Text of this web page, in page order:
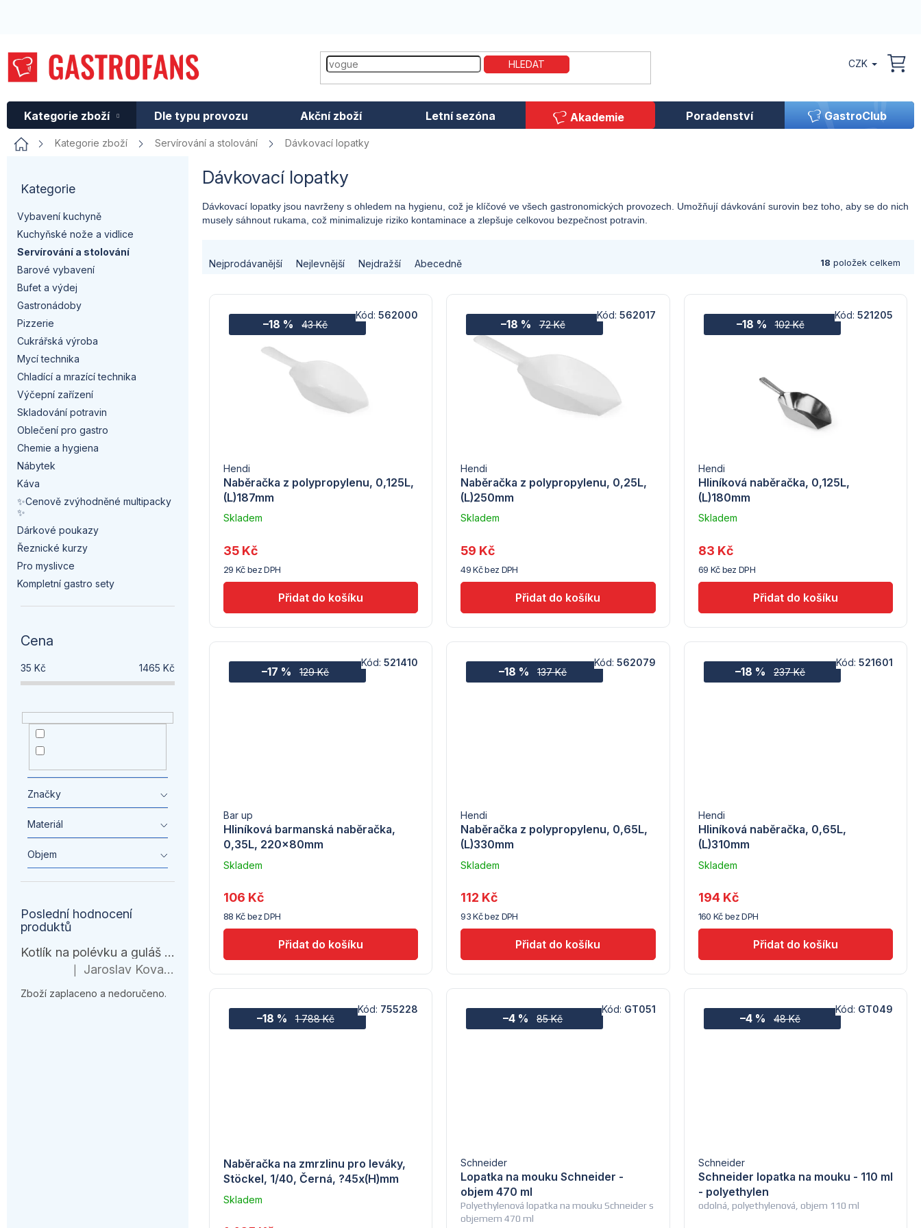
HLEDAT CZK
Kategorie zboží
Dle typu provozu Akční zboží Letní sezóna Akademie Poradenství GastroClub
Domů Kategorie zboží Servírování a stolování Dávkovací lopatky
Přeskočit
Kategorie
Vybavení kuchyně
Kuchyňské nože a vidlice
Servírování a stolování
Barové vybavení
Bufet a výdej
Gastronádoby
Pizzerie
Cukrářská výroba
Mycí technika
Chladící a mrazící technika
Výčepní zařízení
Skladování potravin
Oblečení pro gastro
Chemie a hygiena
Nábytek
Káva
✨Cenově zvýhodněné multipacky
✨
Dárkové poukazy
Řeznické kurzy
Pro myslivce
Kompletní gastro sety
Cena
35 Kč 1465 Kč
nemazat
stare 2
Značky
Materiál
Objem
Poslední hodnocení
produktů
Kotlík na polévku a guláš 10 l – černá várnice s ohřívačem
Hodnocení produktu je 1 z 5 hvězdiček.
Jaroslav Kovanda
Zboží zaplaceno a nedoručeno.
Dávkovací lopatky
Dávkovací lopatky jsou navrženy s ohledem na hygienu, což je klíčové ve všech gastronomických provozech. Umožňují dávkování surovin bez toho, aby se do nich
musely sáhnout rukama, což minimalizuje riziko kontaminace a zlepšuje celkovou bezpečnost potravin.
ů
Nejprodávanější Nejlevnější Nejdražší Abecedně 18 položek celkem
V
ů
43 Kč
–18 %
Naběračka z polypropylenu, 0,125L,
(L)187mm
Hendi
Skladem
dodavatele
(7) -
Hendi
29 Kč bez DPH
35 Kč
Kód:562000
72 Kč
–18 %
Naběračka z polypropylenu, 0,25L,
(L)250mm
Hendi
Skladem
dodavatele
(7) -
Hendi
49 Kč bez DPH
59 Kč
Kód: 562017
102 Kč
–18 %
Hliníková naběračka, 0,125L,
(L)180mm
Hendi
Skladem
dodavatele
(7) -
Hendi
69 Kč bez DPH
83 Kč
Kód: 521205
129 Kč
–17 %
Hliníková barmanská naběračka,
0,35L, 220x80mm
Bar up
Skladem
dodavatele
(7) -
Hendi
88 Kč bez DPH
106 Kč
Kód:521410
137 Kč
–18 %
Naběračka z polypropylenu, 0,65L,
(L)330mm
Hendi
Skladem
dodavatele
(7) -
Hendi
93 Kč bez DPH
112 Kč
Kód: 562079
237 Kč
–18 %
Hliníková naběračka, 0,65L,
(L)310mm
Hendi
Skladem
Troubsko
160 Kč bez DPH
194 Kč
Kód: 521601
1 788 Kč
–18 %
Naběračka na zmrzlinu pro leváky,
Stöckel, 1/40, Černá, ?45x(H)mm
Skladem
dodavatele
Kód: 755228
85 Kč
–4 %
Polyethylenová lopatka na mouku Schneider s
objemem 470 ml
Lopatka na mouku Schneider -
objem 470 ml
Schneider
Kód: GT051
48 Kč
–4 %
odolná, polyethylenová, objem 110 ml
Schneider lopatka na mouku - 110 ml
- polyethylen
Schneider
Kód: GT049